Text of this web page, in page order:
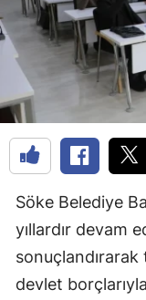
Söke Belediye
yıllardır devam
sonuçlandırarak
devlet